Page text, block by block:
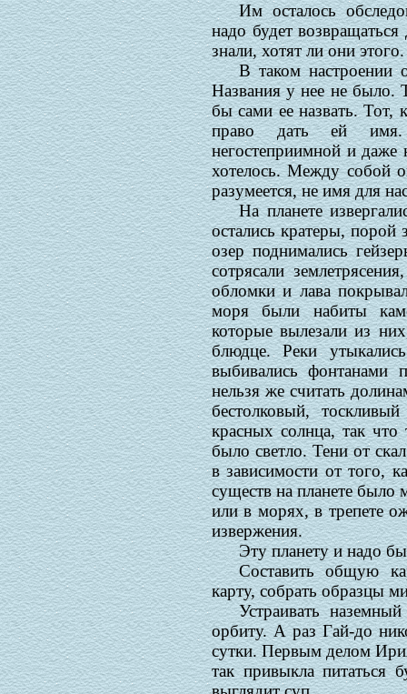
Им осталось
надо будет
знали, хотят ли они этого.
В таком настроении
Названия у нее не было.
бы сами ее назвать. Тот,
право дать ей имя.
негостеприимной и даже
хотелось. Между собой
разумеется, не имя для
На планете
остались кратеры, порой
озер поднимались
сотрясали
обломки и лава
моря были набиты
которые вылезали из
блюдце. Реки
выбивались
нельзя же считать
бестолковый,
красных солнца, так
было светло. Тени от
в зависимости от того,
существ на планете было
или в морях, в трепете
извержения.
Эту планету и надо
Составить общую
карту, собрать образцы
Устраивать
орбиту. А раз Гай-до
сутки. Первым делом
так привыкла питаться